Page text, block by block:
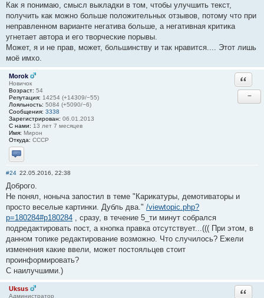
Как я понимаю, смысл выкладки в том, чтобы улучшить текст,
получить как можно больше положительных отзывов, потому что при
неправленном варианте негатива больше, а негативная критика
угнетает автора и его творческие порывы.
Может, я и не прав, может, большинству и так нравится.... Этот лишь
моё имхо.
Morok
Новичок
Возраст: 54
Репутация: 14254 (+14309/−55)
Лояльность: 5084 (+5090/−6)
Сообщения: 3338
Зарегистрирован: 06.01.2013
С нами: 13 лет 7 месяцев
Имя: Мирон
Откуда: СССР
Отправить личное сообщение
−
#24 22.05.2016, 22:38
Доброго.
Не понял, ноныча запостил в теме "Карикатуры, демотиваторы и
просто веселые картинки. Дубль два." /viewtopic.php?
p=180284#p180284 , сразу, в течение 5_ти минут собрался
подредактировать пост, а кнопка правка отсутствует...((( При этом, в
данном топике редактирование возможно. Что случилось? Ежели
изменения какие ввели, может постояльцев стоит
проинформировать?
С наилучшими.)
Uksus
Администратор